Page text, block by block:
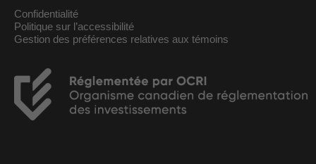
Confidentialité
Politique sur l’accessibilité
Gestion des préférences relatives aux témoins